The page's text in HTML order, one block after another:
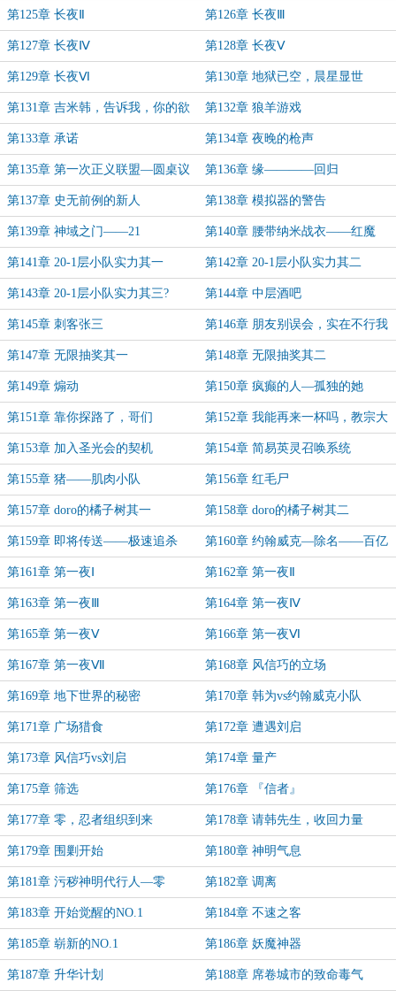
第125章 长夜Ⅱ 第126章 长夜Ⅲ
第127章 长夜Ⅳ 第128章 长夜Ⅴ
第129章 长夜Ⅵ 第130章 地狱已空，晨星显世
第131章 吉米韩，告诉我，你的欲
望是什么？
第132章 狼羊游戏
第133章 承诺 第134章 夜晚的枪声
第135章 第一次正义联盟—圆桌议
会
第136章 缘————回归
第137章 史无前例的新人 第138章 模拟器的警告
第139章 神域之门——21 第140章 腰带纳米战衣——红魔
第141章 20-1层小队实力其一 第142章 20-1层小队实力其二
第143章 20-1层小队实力其三? 第144章 中层酒吧
第145章 刺客张三 第146章 朋友别误会，实在不行我
跳钢管舞
第147章 无限抽奖其一 第148章 无限抽奖其二
第149章 煽动 第150章 疯癫的人—孤独的她
第151章 靠你探路了，哥们 第152章 我能再来一杯吗，教宗大
人
第153章 加入圣光会的契机 第154章 简易英灵召唤系统
第155章 猪——肌肉小队 第156章 红毛尸
第157章 doro的橘子树其一 第158章 doro的橘子树其二
第159章 即将传送——极速追杀
——异变
第160章 约翰威克—除名——百亿
悬赏
第161章 第一夜Ⅰ 第162章 第一夜Ⅱ
第163章 第一夜Ⅲ 第164章 第一夜Ⅳ
第165章 第一夜Ⅴ 第166章 第一夜Ⅵ
第167章 第一夜Ⅶ 第168章 风信巧的立场
第169章 地下世界的秘密 第170章 韩为vs约翰威克小队
第171章 广场猎食 第172章 遭遇刘启
第173章 风信巧vs刘启 第174章 量产
第175章 筛选 第176章 『信者』
第177章 零，忍者组织到来 第178章 请韩先生，收回力量
第179章 围剿开始 第180章 神明气息
第181章 污秽神明代行人—零 第182章 调离
第183章 开始觉醒的NO.1 第184章 不速之客
第185章 崭新的NO.1 第186章 妖魔神器
第187章 升华计划 第188章 席卷城市的致命毒气